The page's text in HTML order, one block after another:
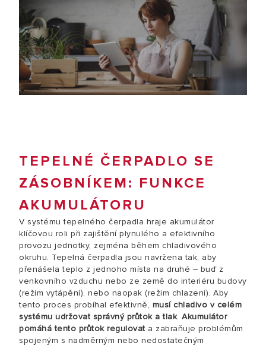
TEPELNÉ ČERPADLO SE
ZÁSOBNÍKEM: FUNKCE
AKUMULÁTORU
V systému tepelného čerpadla hraje akumulátor
klíčovou roli při zajištění plynulého a efektivního
provozu jednotky, zejména během chladivového
okruhu. Tepelná čerpadla jsou navržena tak, aby
přenášela teplo z jednoho místa na druhé – buď z
venkovního vzduchu nebo ze země do interiéru budovy
(režim vytápění), nebo naopak (režim chlazení). Aby
tento proces probíhal efektivně, musí chladivo v celém
systému udržovat správný průtok a tlak. Akumulátor
pomáhá tento průtok regulovat a zabraňuje problémům
spojeným s nadměrným nebo nedostatečným